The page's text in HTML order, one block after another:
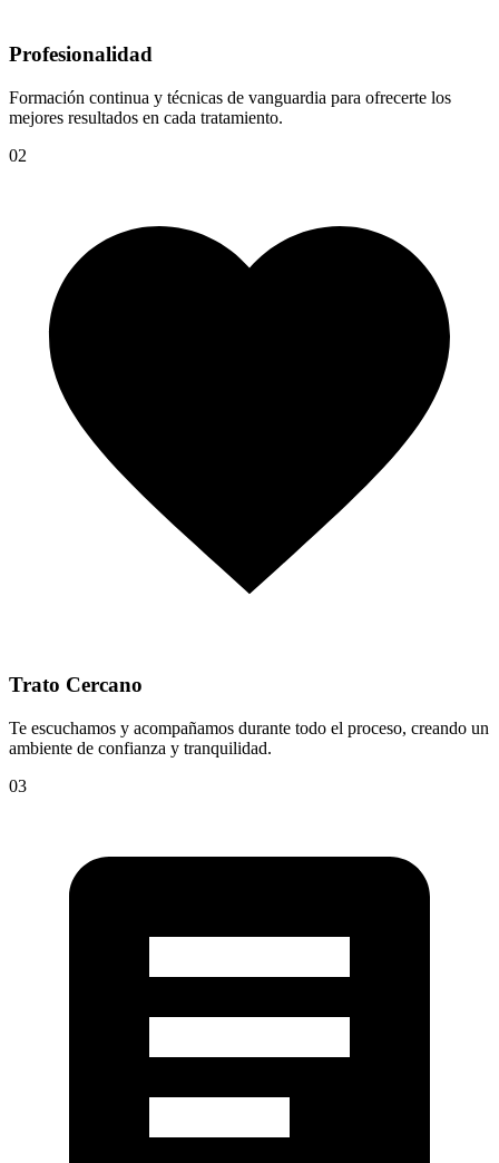
Profesionalidad
Formación continua y técnicas de vanguardia para ofrecerte los
mejores resultados en cada tratamiento.
02
Trato Cercano
Te escuchamos y acompañamos durante todo el proceso, creando un
ambiente de confianza y tranquilidad.
03